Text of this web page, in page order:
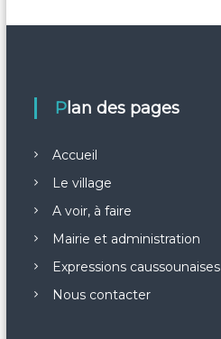
t
c
e
Plan des pages
Accueil
Le village
A voir, à faire
Mairie et administration
Expressions caussounaises
Nous contacter